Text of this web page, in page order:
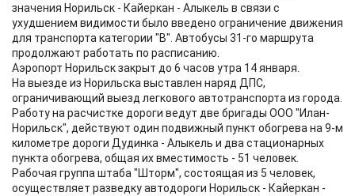
значения Норильск - Кайеркан - Алыкель в связи с
ухудшением видимости было введено ограничение движения
для транспорта категории "В". Автобусы 31-го маршрута
продолжают работать по расписанию.
Аэропорт Норильск закрыт до 6 часов утра 14 января.
На выезде из Норильска выставлен наряд ДПС,
ограничивающий выезд легкового автотранспорта из города.
Работу на расчистке дороги ведут две бригады ООО "Илан-
Норильск", действуют один подвижный пункт обогрева на 9-м
километре дороги Дудинка - Алыкель и два стационарных
пункта обогрева, общая их вместимость - 51 человек.
Рабочая группа штаба "Шторм", состоящая из 5 человек,
осуществляет разведку автодороги Норильск - Кайеркан -